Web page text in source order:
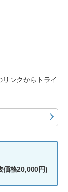
ンクからトライ
価格20,000円)